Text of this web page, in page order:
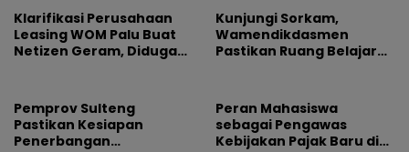
Jual Beli Jabatan
Klarifikasi Perusahaan
Leasing WOM Palu Buat
Netizen Geram, Diduga
Kunjungi Sorkam,
Wamendikdasmen
Pastikan Ruang Belajar
Pemprov Sulteng
Pastikan Kesiapan
Penerbangan
Peran Mahasiswa
sebagai Pengawas
Kebijakan Pajak Baru di